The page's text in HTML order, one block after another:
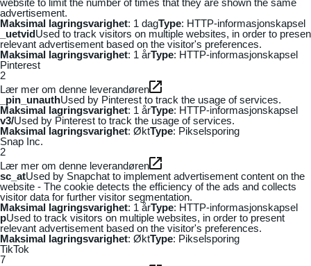
advertisement.
Maksimal lagringsvarighet: 1 dagType: HTTP-informasjonskapsel
_uetvidUsed to track visitors on multiple websites, in order to
relevant advertisement based on the visitor's preferences.
Maksimal lagringsvarighet: 1 årType: HTTP-informasjonskapsel
Pinterest
2
Lær mer om denne leverandøren
_pin_unauthUsed by Pinterest to track the usage of services.
Maksimal lagringsvarighet: 1 årType: HTTP-informasjonskapsel
v3/Used by Pinterest to track the usage of services.
Maksimal lagringsvarighet: ØktType: Pikselsporing
Snap Inc.
2
Lær mer om denne leverandøren
sc_atUsed by Snapchat to implement advertisement content on the
website - The cookie detects the efficiency of the ads and collects
visitor data for further visitor segmentation.
Maksimal lagringsvarighet: 1 årType: HTTP-informasjonskapsel
pUsed to track visitors on multiple websites, in order to present
relevant advertisement based on the visitor's preferences.
Maksimal lagringsvarighet: ØktType: Pikselsporing
TikTok
7